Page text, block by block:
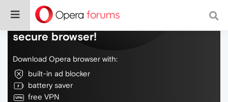
Do more on the web, with a fast and
secure browser!
Download Opera browser with:
built-in ad blocker
battery saver
free VPN